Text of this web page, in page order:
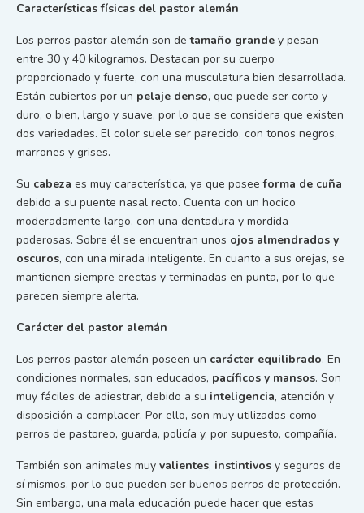
Características físicas del pastor alemán
Los perros pastor alemán son detamaño grande y pesan
entre 30 y 40 kilogramos. Destacan por su cuerpo
proporcionado y fuerte, con una musculatura bien desarrollada.
Están cubiertos por un pelaje denso, que puede ser corto y
duro, o bien, largo y suave, por lo que se considera que existen
dos variedades. El color suele ser parecido, con tonos negros,
marrones y grises.
Su cabeza es muy característica, ya que posee forma de cuña
debido a su puente nasal recto. Cuenta con un hocico
moderadamente largo, con una dentadura y mordida
poderosas. Sobre él se encuentran unos ojos almendrados y
oscuros, con una mirada inteligente. En cuanto a sus orejas, se
mantienen siempre erectas y terminadas en punta, por lo que
parecen siempre alerta.
Carácter del pastor alemán
Los perros pastor alemán poseen un carácter equilibrado. En
condiciones normales, son educados, pacíficos y mansos. Son
muy fáciles de adiestrar, debido a su inteligencia, atención y
disposición a complacer. Por ello, son muy utilizados como
perros de pastoreo, guarda, policía y, por supuesto, compañía.
También son animales muy valientes, instintivos y seguros de
sí mismos, por lo que pueden ser buenos perros de protección.
Sin embargo, una mala educación puede hacer que estas